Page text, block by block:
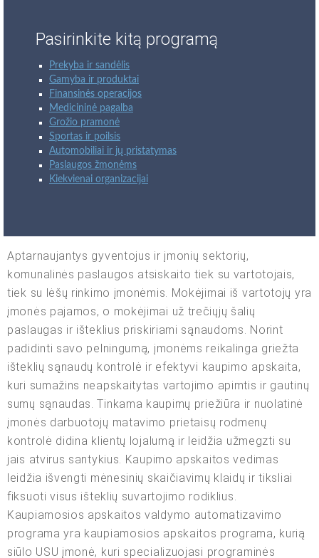
Pasirinkite kitą programą
Prekyba ir sandėlis
Gamyba ir produktai
Finansinės operacijos
Medicininė pagalba
Grožio pramonė
Sportas ir poilsis
Automobiliai ir jų pristatymas
Paslaugos žmonėms
Kiekvienai organizacijai
Aptarnaujantys gyventojus ir įmonių sektorių,
komunalinės paslaugos atsiskaito tiek su vartotojais,
tiek su lėšų rinkimo įmonėmis. Mokėjimai iš vartotojų yra
įmonės pajamos, o mokėjimai už trečiųjų šalių
paslaugas ir išteklius priskiriami sąnaudoms. Norint
padidinti savo pelningumą, įmonėms reikalinga griežta
išteklių sąnaudų kontrolė ir efektyvi kaupimo apskaita,
kuri sumažins neapskaitytas vartojimo apimtis ir gautinų
sumų sąnaudas. Tinkama kaupimų priežiūra ir nuolatinė
įmonės darbuotojų matavimo prietaisų rodmenų
kontrolė didina klientų lojalumą ir leidžia užmegzti su
jais atvirus santykius. Kaupimo apskaitos vedimas
leidžia išvengti mėnesinių skaičiavimų klaidų ir tiksliai
fiksuoti visus išteklių suvartojimo rodiklius.
Kaupiamosios apskaitos valdymo automatizavimo
programa yra kaupiamosios apskaitos programa, kurią
siūlo USU įmonė, kuri specializuojasi programinės